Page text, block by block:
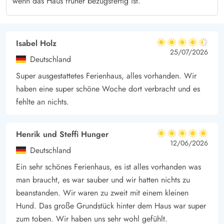
abgeschirmten, einer geschlossenen und einer überdachten
die frische Luft zu genießen. Ob beim morgendlichen Kaffee,
beim Lesen eines guten Buches oder beim abendlichen Glas
Atmosphäre für eure persönlichen Ruhepausen.
Ein Grill ist ebenfalls im Außenbereich vorhanden und bietet
Gemüse – hier könnt ihr verschiedenste Leckereien gemeinsam
zubereiten und die Mahlzeiten im Freien genießen.
Ihr müsst euch keine Sorgen um die Aufladung eures
Elektroautos machen. Ein moderner Ladeanschluss steht euch
direkt auf dem Grundstück zur Verfügung, sodass ihr bequem
und flexibel euer E-Auto aufladen könnt.
Isabel Holz
Deutschland
4.5 von 5
4.5 von 5
4.5 out of 5
25/07/2026
Super ausgestattetes Ferienhaus, alles vorhanden. Wir
haben eine super schöne Woche dort verbracht und es
fehlte an nichts.
Henrik und Steffi Hunger
Deutschland
5 von 5
5 von 5
5 out of 5
12/06/2026
Ein sehr schönes Ferienhaus, es ist alles vorhanden was
man braucht, es war sauber und wir hatten nichts zu
beanstanden. Wir waren zu zweit mit einem kleinen
Hund. Das große Grundstück hinter dem Haus war super
zum toben. Wir haben uns sehr wohl gefühlt.